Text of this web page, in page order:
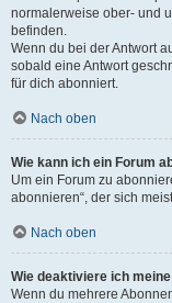
normalerweise ober- und
befinden.
Wenn du bei der Antwort
sobald eine Antwort
für dich abonniert.
Nach oben
Wie kann ich ein Forum
Um ein Forum zu
abonnieren“, der sich
Nach oben
Wie deaktiviere ich
Wenn du mehrere